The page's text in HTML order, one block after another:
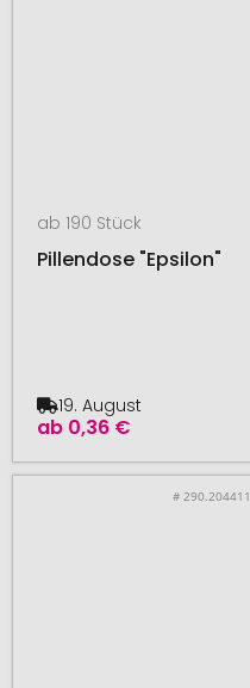
ab 190 Stück
Pillendose "Epsilon"
ab 0,36 €
19. August
# 290.204411